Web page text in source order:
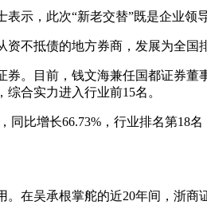
示，此次“新老交替”既是企业领
不抵债的地方券商，发展为全国
。目前，钱文海兼任国都证券
合实力进入行业前15名。
比增长66.73%，行业排名第18
在吴承根掌舵的近20年间，浙